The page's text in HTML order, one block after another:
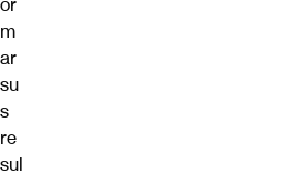
or
m
ar
su
s
re
sul